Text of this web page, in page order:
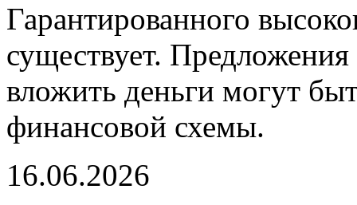
Гарантированного
существует.
вложить деньги могут
финансовой схемы.
16.06.2026